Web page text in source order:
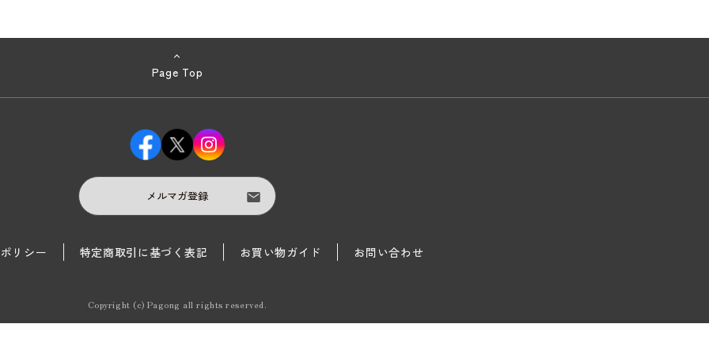
Page Top
メルマガ登録
リシー 特定商取引に基づく表記 お買い物ガイド お問い合わせ
Copyright (c) Pagong all rights reserved.